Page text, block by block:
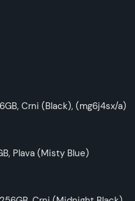
Crni (Black), (mg6j4sx/a)
Plava (Misty Blue)